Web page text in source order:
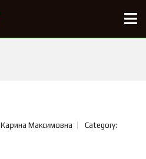
Карина Максимовна Category: